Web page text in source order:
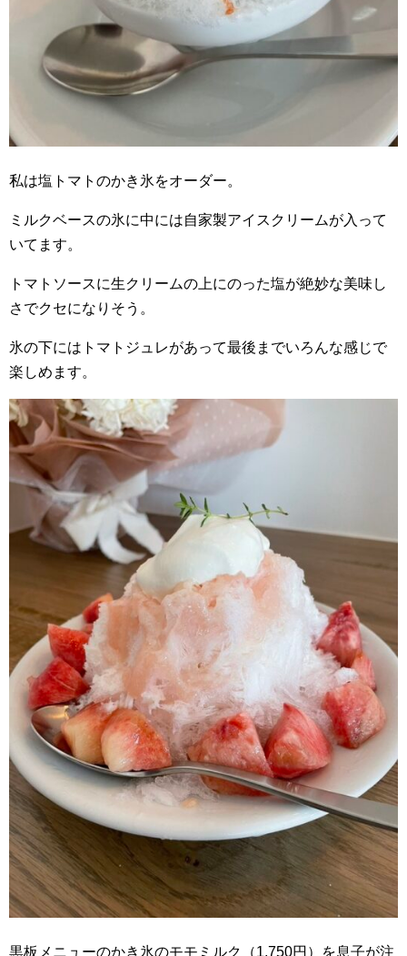
私は塩トマトのかき氷をオーダー。
ミルクベースの氷に中には自家製アイスクリームが入って
いてます。
トマトソースに生クリームの上にのった塩が絶妙な美味し
さでクセになりそう。
氷の下にはトマトジュレがあって最後までいろんな感じで
楽しめます。
黒板メニューのかき氷のモモミルク（1,750円）を息子が注